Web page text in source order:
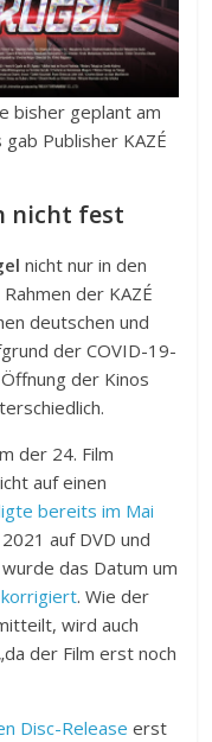
bisher geplant am
Publisher KAZÉ
nicht fest
nicht nur in den
der KAZÉ
deutschen und
der COVID-19-
der Kinos
der 24. Film
auf einen
bereits im Mai
auf DVD und
das Datum um
. Wie der
wird auch
der Film erst noch
Disc-Release erst